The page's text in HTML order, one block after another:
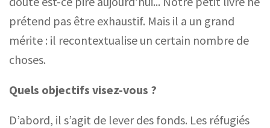
prétend pas être exhaustif. Mais il a un grand
mérite : il recontextualise un certain nombre de
choses.
Quels objectifs visez-vous ?
D’abord, il s’agit de lever des fonds. Les réfugiés